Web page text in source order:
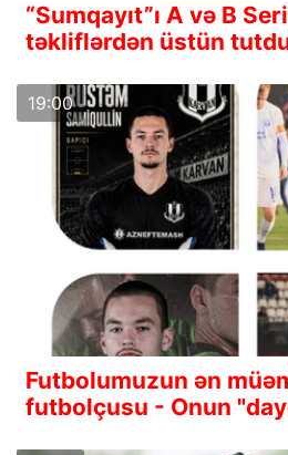
“Sumqayıt”ı A və B
təkliflərdən üstün
19:00
Futbolumuzun ən
futbolçusu - Onun